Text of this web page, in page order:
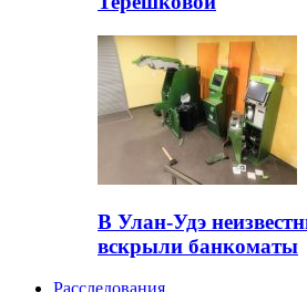
В Улан-Удэ
вскрыли банкоматы